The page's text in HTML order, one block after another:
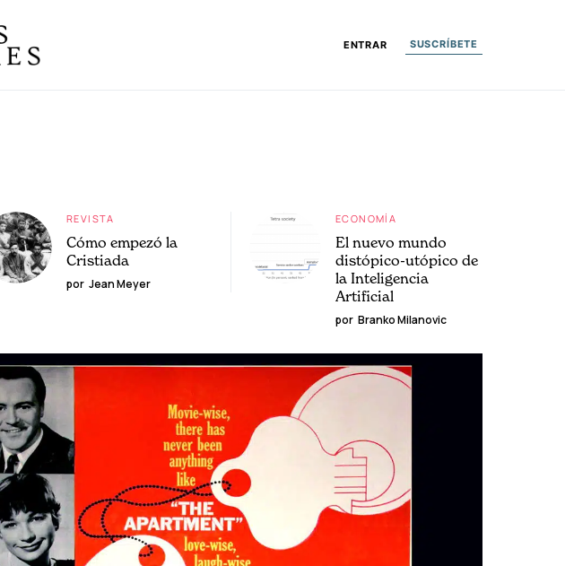
ENTRAR SUSCRÍBETE
REVISTA
Cómo empezó la
Cristiada
por Jean Meyer
ECONOMÍA
El nuevo mundo
distópico-utópico de
la Inteligencia
Artificial
por Branko Milanovic